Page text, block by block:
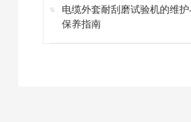
电缆外套耐刮磨试验机的维护
保养指南